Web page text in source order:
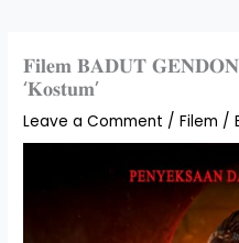
𝐅𝐢𝐥𝐞𝐦 𝐁𝐀𝐃𝐔𝐓
‘𝐊𝐨𝐬𝐭𝐮𝐦’
Leave a Comment /Filem /